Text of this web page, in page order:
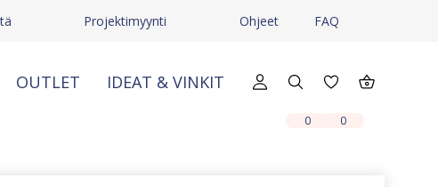
Projektimyynti Ohjeet FAQ
OUTLET IDEAT & VINKIT
0 0